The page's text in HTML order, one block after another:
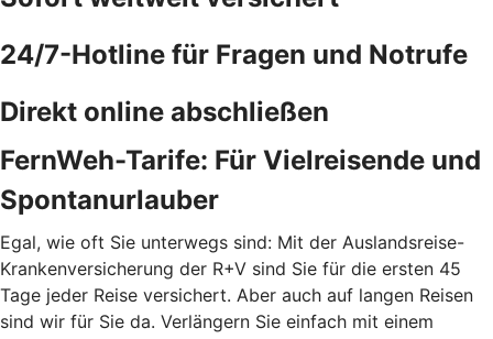
24/7-Hotline für Fragen und Notrufe
Direkt online abschließen
FernWeh-Tarife: Für Vielreisende und
Spontanurlauber
Egal, wie oft Sie unterwegs sind: Mit der Auslandsreise-
Krankenversicherung der R+V sind Sie für die ersten 45
Tage jeder Reise versichert. Aber auch auf langen Reisen
sind wir für Sie da. Verlängern Sie einfach mit einem